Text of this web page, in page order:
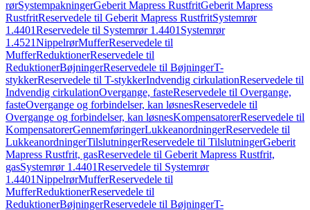
rørSystempakningerGeberit Mapress RustfritGeberit Mapress
RustfritReservedele til Geberit Mapress RustfritSystemrør
1.4401Reservedele til Systemrør 1.4401 Systemrør
1.4521NippelrørMufferReservedele til
MufferReduktionerReservedele til
ReduktionerBøjningerReservedele til BøjningerT-
stykkerReservedele til T-stykkerIndvendig cirkulationReservedele til
Indvendig cirkulationOvergange, fasteReservedele til Overgange,
fasteOvergange og forbindelser, kan løsnesReservedele til
Overgange og forbindelser, kan løsnesKompensatorerReservedele til
KompensatorerGennemføringerLukkeanordningerReservedele til
LukkeanordningerTilslutningerReservedele til TilslutningerGeberit
Mapress Rustfrit, gasReservedele til Geberit Mapress Rustfrit,
gasSystemrør 1.4401Reservedele til Systemrør
1.4401NippelrørMufferReservedele til
MufferReduktionerReservedele til
ReduktionerBøjningerReservedele til BøjningerT-